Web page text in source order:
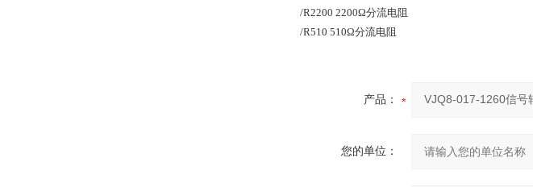
/R2200 2200Ω分流电阻
/R510 510Ω分流电阻
产品：
您的单位：